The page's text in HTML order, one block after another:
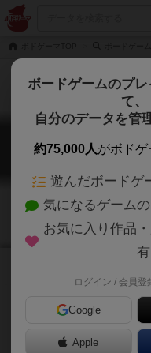
ネメシス
前作の宇宙テーマに
ボードゲームのプ
て、
自分のデータを管
約75,000人がボドゲ
遊んだボードゲ
気になるゲーム
お気に入り作品
有
ログイン / 会員登
Google
Apple